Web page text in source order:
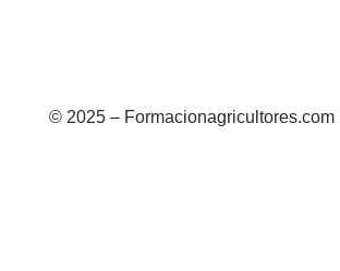
© 2025 – Formacionagricultores.com |